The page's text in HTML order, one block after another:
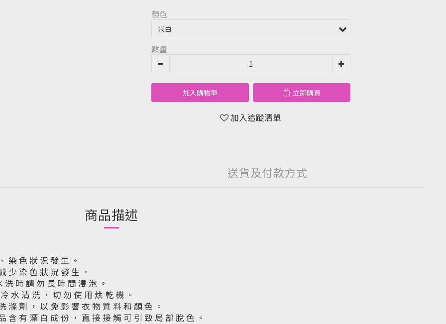
顏色
數量
加入購物車 立即購買
加入追蹤清單
送貨及付款方式
商品描述
染 色 狀 況 發 生 。
少 染 色 狀 況 發 生 。
時 請 勿 長 時 間 浸 泡 。
水 清 洗 ， 切 勿 使 用 烘 乾 機 。
劑 ， 以 免 影 響 衣 物 質 料 和 顏 色 。
有 漂 白 成 份 ， 直 接 接 觸 可 引 致 局 部 脫 色 。